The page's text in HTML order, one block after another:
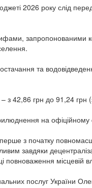
2026 року слід
запропонованими
та
42,86 грн до 91,24 грн
на офіційному
з початку
завдяки
повноваження місцевій
послуг України